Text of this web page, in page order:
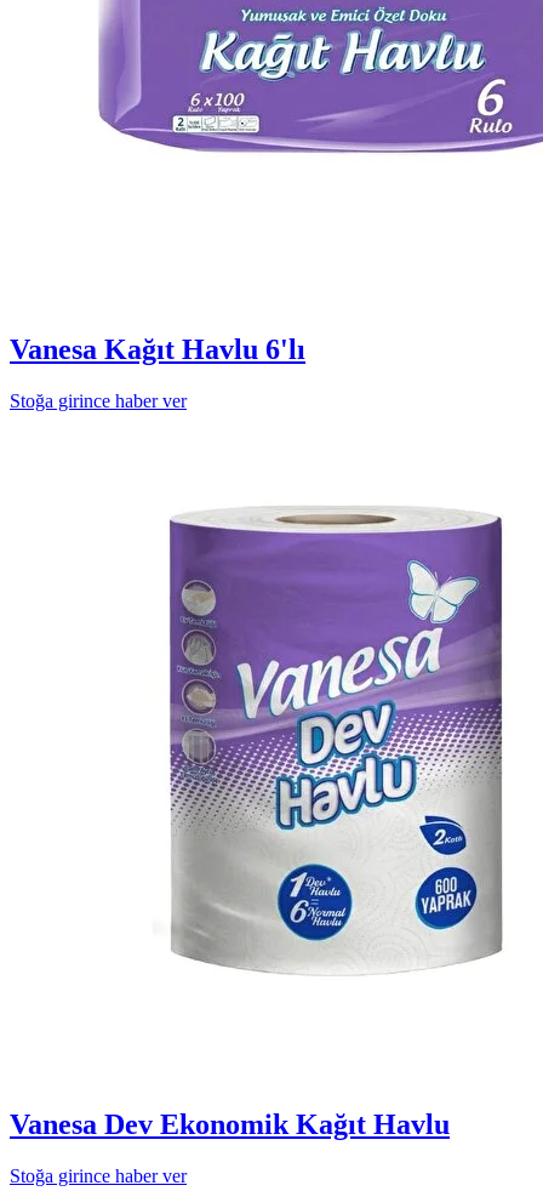
Vanesa Kağıt Havlu 6'lı
Stoğa girince haber ver
Vanesa Dev Ekonomik Kağıt Havlu
Stoğa girince haber ver